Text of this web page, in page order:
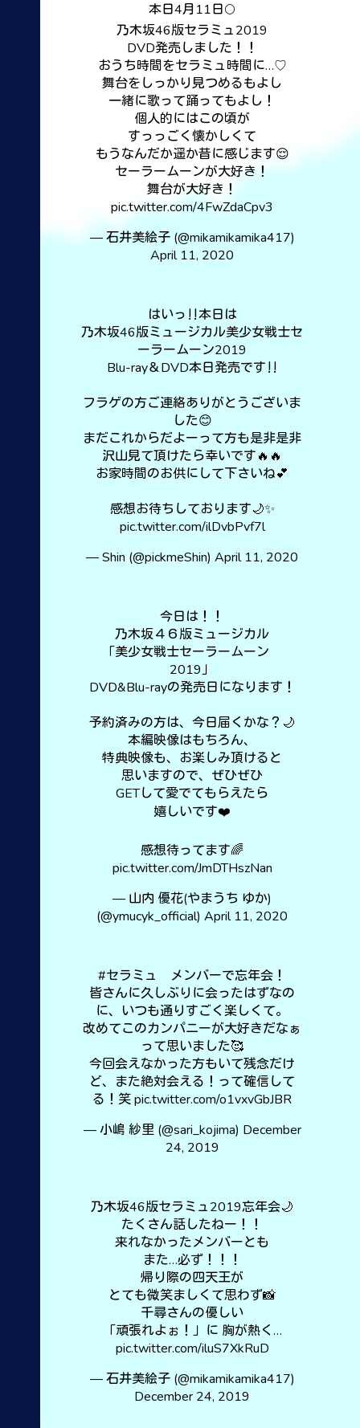
本日4月11日🌕
乃木坂46版セラミュ2019
DVD発売しました！！
おうち時間をセラミュ時間に…♡
舞台をしっかり見つめるもよし
一緒に歌って踊ってもよし！
個人的にはこの頃が
すっっごく懐かしくて
もうなんだか遥か昔に感じます😌
セーラームーンが大好き！
舞台が大好き！
pic.twitter.com/4FwZdaCpv3
— 石井美絵子 (@mikamikamika417)
April 11, 2020
はいっ‼️本日は
乃木坂46版ミュージカル美少女戦士セ
ーラームーン2019
Blu-ray＆DVD本日発売です‼️
フラゲの方ご連絡ありがとうございま
した😊
まだこれからだよーって方も是非是非
沢山見て頂けたら幸いです🔥🔥
お家時間のお供にして下さいね💕
感想お待ちしております🌙✨
pic.twitter.com/ilDvbPvf7l
— Shin (@pickmeShin)April 11, 2020
今日は！！
乃木坂４６版ミュージカル
「美少女戦士セーラームーン
2019」
DVD&Blu-rayの発売日になります！
予約済みの方は、今日届くかな？🌙
本編映像はもちろん、
特典映像も、お楽しみ頂けると
思いますので、ぜひぜひ
GETして愛でてもらえたら
嬉しいです❤️
感想待ってます🌈
pic.twitter.com/JmDTHszNan
— 山内 優花(やまうち ゆか)
(@ymucyk_official)April 11, 2020
#セラミュ
メンバーで忘年会！
皆さんに久しぶりに会ったはずなの
に、いつも通りすごく楽しくて。
改めてこのカンパニーが大好きだなぁ
って思いました🥰
今回会えなかった方もいて残念だけ
ど、また絶対会える！って確信して
る！笑pic.twitter.com/o1vxvGbJBR
— 小嶋 紗里 (@sari_kojima) December
24, 2019
乃木坂46版セラミュ2019忘年会🌙
たくさん話したねー！！
来れなかったメンバーとも
また…必ず！！！
帰り際の四天王が
とても微笑ましくて思わず📸
千尋さんの優しい
「頑張れよぉ！」に 胸が熱く…
pic.twitter.com/iluS7XkRuD
— 石井美絵子 (@mikamikamika417)
December 24, 2019